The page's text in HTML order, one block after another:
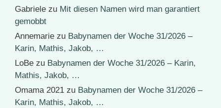
Gabriele zu Mit diesen Namen wird man garantiert
gemobbt
Annemarie zu Babynamen der Woche 31/2026 –
Karin, Mathis, Jakob, …
LoBe zu Babynamen der Woche 31/2026 – Karin,
Mathis, Jakob, …
Omama 2021 zu Babynamen der Woche 31/2026 –
Karin, Mathis, Jakob, …